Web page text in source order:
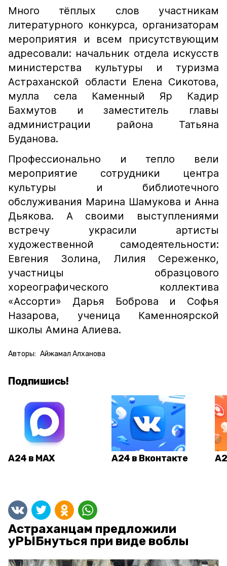
Много тёплых слов участникам
литературного конкурса, организаторам
мероприятия и всем присутствующим
адресовали: начальник отдела искусств
министерства культуры и туризма
Астраханской области Елена Сикотова,
мулла села Каменный Яр Кадир
Бахмутов и заместитель главы
администрации района Татьяна
Буданова.
Профессионально и тепло вели
мероприятие сотрудники центра
культуры и библиотечного
обслуживания Марина Шамукова и Анна
Дьякова. А своими выступлениями
встречу украсили артисты
художественной самодеятельности:
Евгения Золина, Лилия Сереженко,
участницы образцового
хореографического коллектива
«Ассорти» Дарья Боброва и Софья
Назарова, ученица Каменноярской
школы Амина Алиева.
Авторы: Айжамал Алханова
Подпишись!
А24 в MAX А24 в Вконтакте
Астраханцам предложили
уРЫБнуться при виде воблы